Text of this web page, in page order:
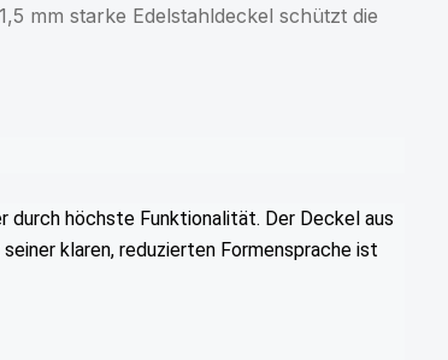
mm starke Edelstahldeckel schützt die
durch höchste Funktionalität. Der Deckel aus
klaren, reduzierten Formensprache ist